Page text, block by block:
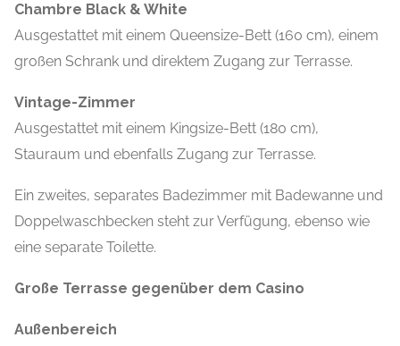
Chambre Black & White
Ausgestattet mit einem Queensize-Bett (160 cm), einem
großen Schrank und direktem Zugang zur Terrasse.
Vintage-Zimmer
Ausgestattet mit einem Kingsize-Bett (180 cm),
Stauraum und ebenfalls Zugang zur Terrasse.
Ein zweites, separates Badezimmer mit Badewanne und
Doppelwaschbecken steht zur Verfügung, ebenso wie
eine separate Toilette.
Große Terrasse gegenüber dem Casino
Außenbereich